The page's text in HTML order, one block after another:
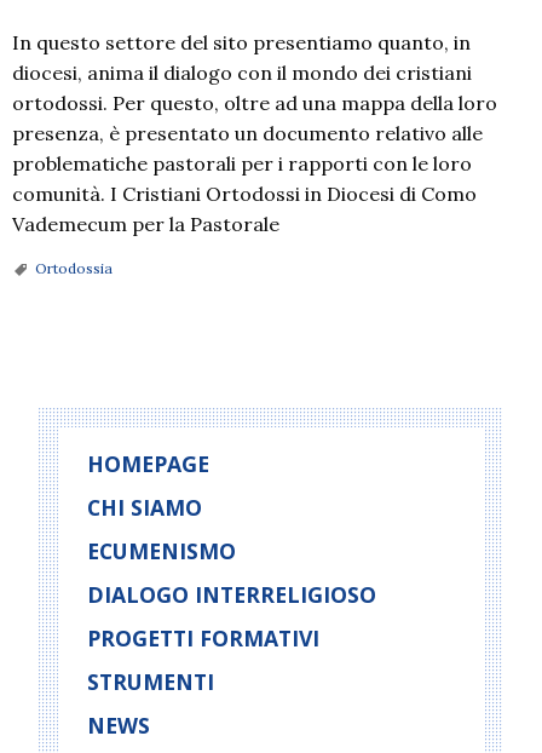
In questo settore del sito presentiamo quanto, in
diocesi, anima il dialogo con il mondo dei cristiani
ortodossi. Per questo, oltre ad una mappa della loro
presenza, è presentato un documento relativo alle
problematiche pastorali per i rapporti con le loro
comunità. I Cristiani Ortodossi in Diocesi di Como
Vademecum per la Pastorale
Ortodossia
HOMEPAGE
CHI SIAMO
ECUMENISMO
DIALOGO INTERRELIGIOSO
PROGETTI FORMATIVI
STRUMENTI
NEWS